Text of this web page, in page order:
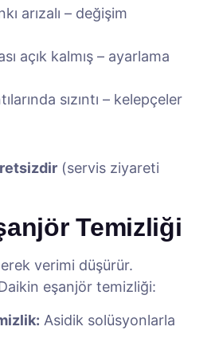
arızalı – değişim
açık kalmış – ayarlama
sızıntı – kelepçeler
(servis ziyareti
Temizliği
verimi düşürür.
eşanjör temizliği:
Asidik solüsyonlarla